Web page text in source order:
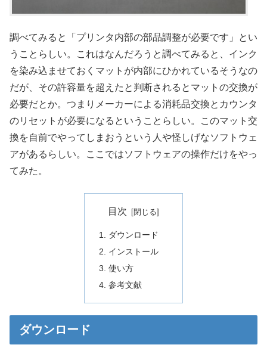
調べてみると「プリンタ内部の部品調整が必要です」とい
うことらしい。これはなんだろうと調べてみると、インク
を染み込ませておくマットが内部にひかれているそうなの
だが、その許容量を超えたと判断されるとマットの交換が
必要だとか。つまりメーカーによる消耗品交換とカウンタ
のリセットが必要になるということらしい。このマット交
換を自前でやってしまおうという人や怪しげなソフトウェ
アがあるらしい。ここではソフトウェアの操作だけをやっ
てみた。
目次
ダウンロード
インストール
使い方
参考文献
ダウンロード